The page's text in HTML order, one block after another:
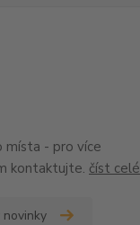
místa - pro více
kontaktujte. číst celé